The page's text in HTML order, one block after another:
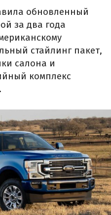
обновленный
за два года
стайлинг пакет,
салона и
комплекс